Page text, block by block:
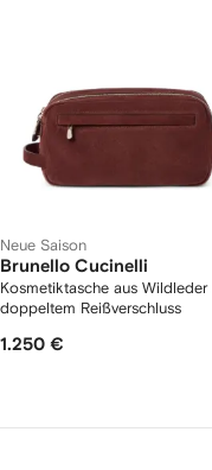
Neue Saison
Brunello Cucinelli
Kosmetiktasche aus Wildleder
doppeltem Reißverschluss
1.250 €